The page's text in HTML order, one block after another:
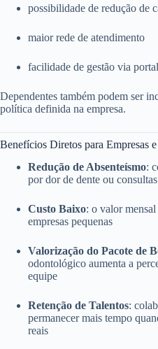
possibilidade de redução de
maior rede de atendimento
facilidade de gestão via
Dependentes também podem ser
política definida na empresa.
Benefícios Diretos para Empresas
Redução de Absenteísmo:
por dor de dente ou
Custo Baixo: o valor mensal
empresas pequenas
Valorização do Pacote de
odontológico aumenta a
equipe
Retenção de Talentos:
permanecer mais tempo
reais